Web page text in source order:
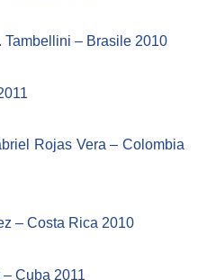
Tambellini – Brasile 2010
Rojas Vera – Colombia
– Costa Rica 2010
– Cuba 2011